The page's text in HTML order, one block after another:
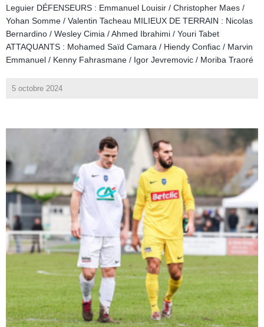
Leguier DÉFENSEURS : Emmanuel Louisir / Christopher Maes /
Yohan Somme / Valentin Tacheau MILIEUX DE TERRAIN : Nicolas
Bernardino / Wesley Cimia / Ahmed Ibrahimi / Youri Tabet
ATTAQUANTS : Mohamed Saïd Camara / Hiendy Confiac / Marvin
Emmanuel / Kenny Fahrasmane / Igor Jevremovic / Moriba Traoré
5 octobre 2024